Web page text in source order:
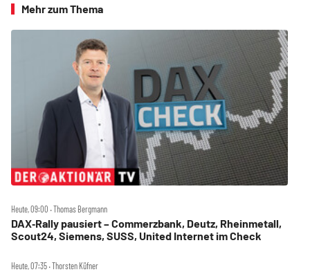
Mehr zum Thema
Heute, 09:00 ‧ Thomas Bergmann
DAX‑Rally pausiert – Commerzbank, Deutz, Rheinmetall,
Scout24, Siemens, SUSS, United Internet im Check
Heute, 07:35 ‧ Thorsten Küfner